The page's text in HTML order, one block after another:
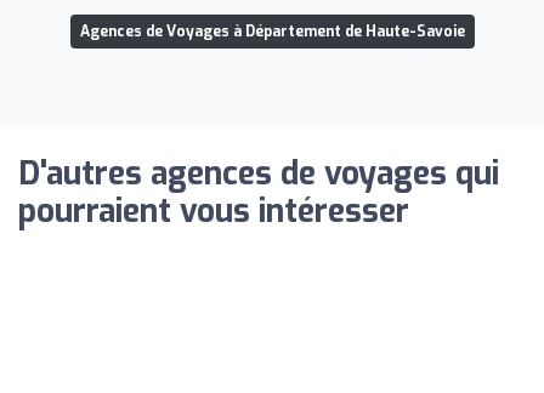
Agences de Voyages à Département de Haute-Savoie
D'autres agences de voyages qui
pourraient vous intéresser